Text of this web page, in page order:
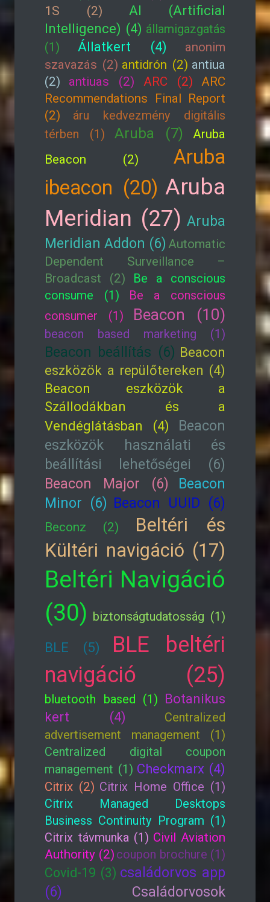
1S (2)
AI (Artificial
Intelligence) (4) államigazgatás
(1)
Állatkert (4)
anonim
szavazás (2) antidrón (2) antiua
(2)
antiuas (2) ARC (2)
ARC
Recommendations Final Report
(2)
áru kedvezmény digitális
térben (1)
Aruba (7)
Aruba
Beacon (2)
Aruba
ibeacon (20) Aruba
Meridian (27) Aruba
Meridian Addon (6) Automatic
Dependent Surveillance –
Broadcast (2)
Be a conscious
consume (1)
Be a conscious
consumer (1)
Beacon (10)
beacon based marketing (1)
Beacon beállítás (6) Beacon
eszközök a repülőtereken (4)
Beacon eszközök a
Szállodákban és a
Vendéglátásban (4)
Beacon
eszközök használati és
beállítási lehetőségei (6)
Beacon Major (6)
Beacon
Minor (6) Beacon UUID (6)
Beconz (2)
Beltéri és
Kültéri navigáció (17)
Beltéri Navigáció
(30) biztonságtudatosság (1)
BLE (5)
BLE beltéri
navigáció (25)
bluetooth based (1) Botanikus
kert (4)
Centralized
advertisement management (1)
Centralized digital coupon
management (1) Checkmarx (4)
Citrix (2) Citrix Home Office (1)
Citrix Managed Desktops
Business Continuity Program (1)
Citrix távmunka (1) Civil Aviation
Authority (2) coupon brochure (1)
Covid-19 (3) családorvos app
(6)
Családorvosok